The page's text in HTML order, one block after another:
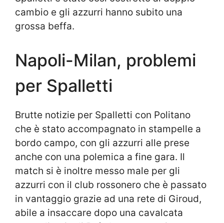
cambio e gli azzurri hanno subito una
grossa beffa.
Napoli-Milan, problemi
per Spalletti
Brutte notizie per Spalletti con Politano
che è stato accompagnato in stampelle a
bordo campo, con gli azzurri alle prese
anche con una polemica a fine gara. Il
match si è inoltre messo male per gli
azzurri con il club rossonero che è passato
in vantaggio grazie ad una rete di Giroud,
abile a insaccare dopo una cavalcata